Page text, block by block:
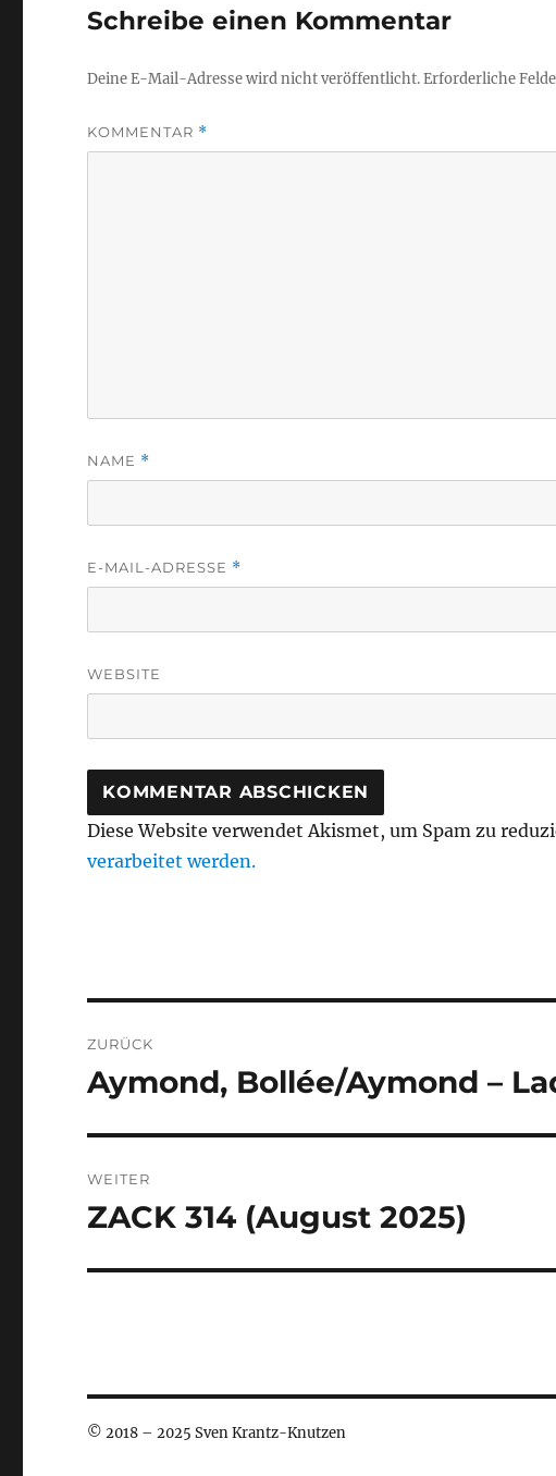
Schreibe einen Kommentar
Deine E-Mail-Adresse wird nicht veröffentlicht.Erforderliche
KOMMENTAR *
NAME *
E-MAIL-ADRESSE *
WEBSITE
Diese Website verwendet Akismet, um Spam zu
verarbeitet werden.
ZURÜCK
Vorheriger
Aymond, Bollée/Aymond –
WEITER
Nächster
ZACK 314 (August 2025)
© 2018 – 2025 Sven Krantz-Knutzen